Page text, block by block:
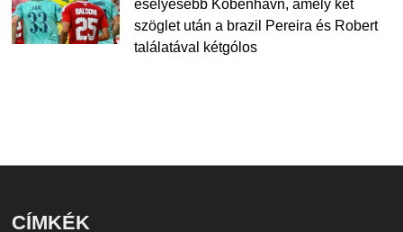
esélyesebb Köbenhavn, amely két
szöglet után a brazil Pereira és Robert
találatával kétgólos
CÍMKÉK